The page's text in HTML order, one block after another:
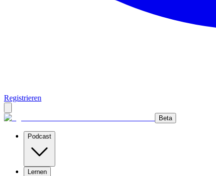
Registrieren
Beta
Podcast
Lernen